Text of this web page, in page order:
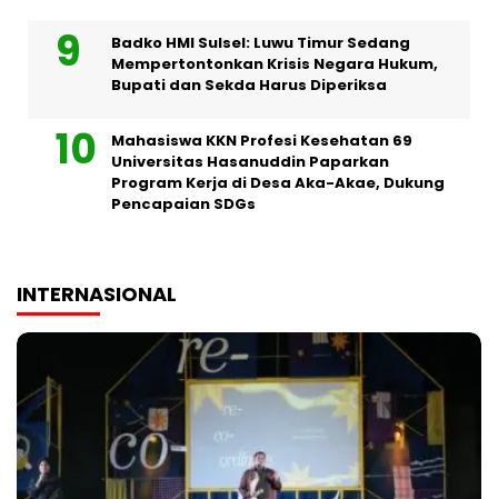
Badko HMI Sulsel: Luwu Timur Sedang
Mempertontonkan Krisis Negara Hukum,
Bupati dan Sekda Harus Diperiksa
Mahasiswa KKN Profesi Kesehatan 69
Universitas Hasanuddin Paparkan
Program Kerja di Desa Aka-Akae, Dukung
Pencapaian SDGs
INTERNASIONAL